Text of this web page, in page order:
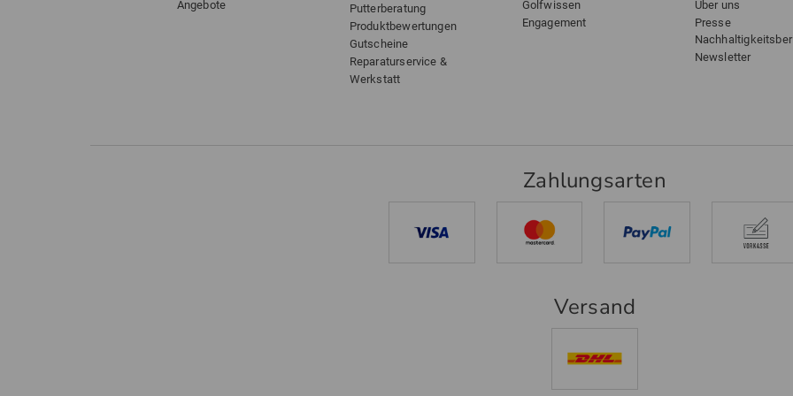
Angebote
Putterberatung
Produktbewertungen
Gutscheine
Reparaturservice &
Werkstatt
Golfwissen
Engagement
Über uns
Presse
Newsletter
Zahlungsarten
Versand